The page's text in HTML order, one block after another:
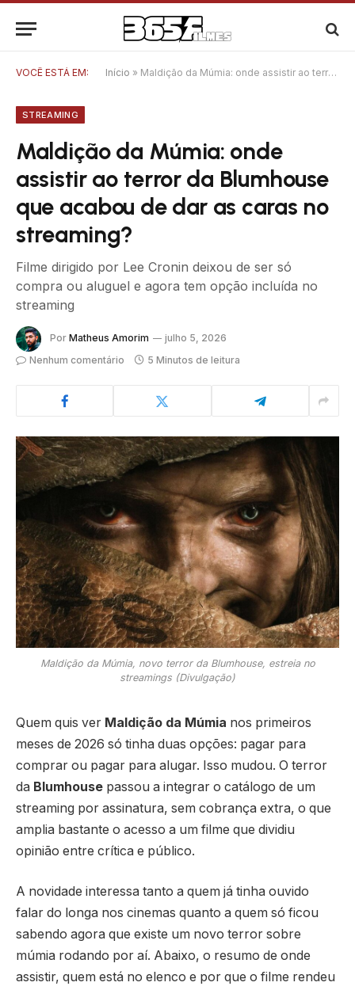
VOCÊ ESTÁ EM: Início » Maldição da Múmia: onde assistir ao terror da Blumhouse que acabou de dar as caras no streaming?
STREAMING
Maldição da Múmia: onde
assistir ao terror da Blumhouse
que acabou de dar as caras no
streaming?
Filme dirigido por Lee Cronin deixou de ser só
compra ou aluguel e agora tem opção incluída no
streaming
Por Matheus Amorim
julho 5, 2026
Nenhum comentário
5 Minutos de leitura
Maldição da Múmia, novo terror da Blumhouse, estreia no
streamings (Divulgação)
Quem quis ver Maldição da Múmia nos primeiros
meses de 2026 só tinha duas opções: pagar para
comprar ou pagar para alugar. Isso mudou. O terror
da Blumhouse passou a integrar o catálogo de um
streaming por assinatura, sem cobrança extra, o que
amplia bastante o acesso a um filme que dividiu
opinião entre crítica e público.
A novidade interessa tanto a quem já tinha ouvido
falar do longa nos cinemas quanto a quem só ficou
sabendo agora que existe um novo terror sobre
múmia rodando por aí. Abaixo, o resumo de onde
assistir, quem está no elenco e por que o filme rendeu